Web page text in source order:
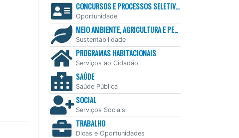
CONCURSOS E PROCESSOS SELETIVOS
Oportunidade
MEIO AMBIENTE, AGRICULTURA E PESCA
Sustentabilidade
PROGRAMAS HABITACIONAIS
Serviços ao Cidadão
SAÚDE
Saúde Pública
SOCIAL
Serviços Sociais
TRABALHO
Dicas e Oportunidades